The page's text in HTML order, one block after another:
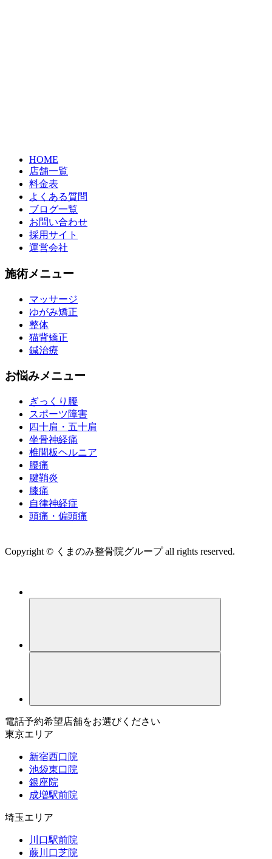
HOME
店舗一覧
料金表
よくある質問
ブログ一覧
お問い合わせ
採用サイト
運営会社
施術メニュー
マッサージ
ゆがみ矯正
整体
猫背矯正
鍼治療
お悩みメニュー
ぎっくり腰
スポーツ障害
四十肩・五十肩
坐骨神経痛
椎間板ヘルニア
腰痛
腱鞘炎
膝痛
自律神経症
頭痛・偏頭痛
Copyright © くまのみ整骨院グループ all rights reserved.
電話予約希望店舗をお選びください
東京エリア
新宿西口院
池袋東口院
銀座院
成増駅前院
埼玉エリア
川口駅前院
蕨川口芝院